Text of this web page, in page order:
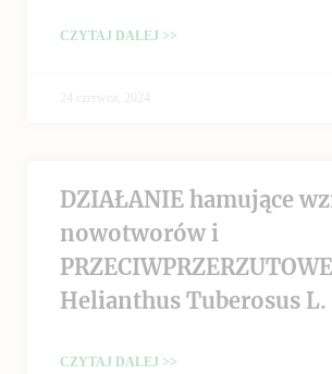
CZYTAJ DALEJ >>
24 czerwca, 2024
DZIAŁANIE hamujące
nowotworów i
PRZECIWPRZERZUTOWE
Helianthus Tuberosus L.
CZYTAJ DALEJ >>